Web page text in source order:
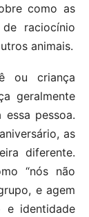
como as
raciocínio
animais.
ou criança
geralmente
pessoa.
as
diferente.
“nós não
e agem
e identidade